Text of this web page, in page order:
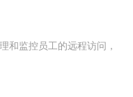
和监控员工的远程访问，